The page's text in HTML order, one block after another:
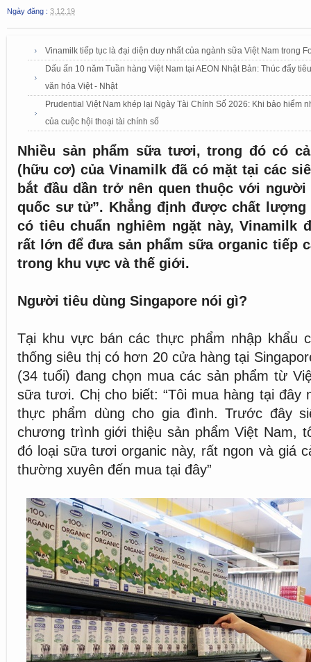
Ngày đăng : 3.12.19
Vinamilk tiếp tục là đại diện duy nhất của ngành sữa Việt Nam trong
Dấu ấn 10 năm Tuần hàng Việt Nam tại AEON Nhật Bản: Thúc đẩy
văn hóa Việt - Nhật
Prudential Việt Nam khép lại Ngày Tài Chính Số 2026: Khi bảo hiểm
của cuộc hội thoại tài chính số
Nhiều sản phẩm sữa tươi, trong đó có
(hữu cơ) của Vinamilk đã có mặt tại các
bắt đầu dần trở nên quen thuộc với người
quốc sư tử”. Khẳng định được chất
có tiêu chuẩn nghiêm ngặt này, Vinamilk
rất lớn để đưa sản phẩm sữa organic tiếp
trong khu vực và thế giới.
Người tiêu dùng Singapore nói gì?
Tại khu vực bán các thực phẩm nhập khẩu
thống siêu thị có hơn 20 cửa hàng tại
(34 tuổi) đang chọn mua các sản phẩm từ
sữa tươi. Chị cho biết: “Tôi mua hàng tại đây
thực phẩm dùng cho gia đình. Trước đây
chương trình giới thiệu sản phẩm Việt Nam,
đó loại sữa tươi organic này, rất ngon và giá
thường xuyên đến mua tại đây”